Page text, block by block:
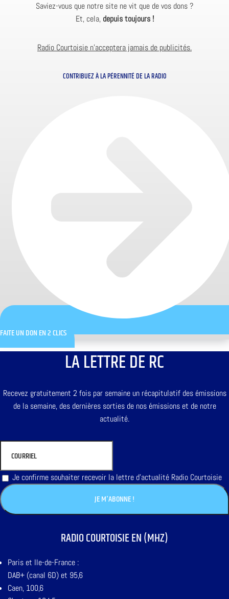
Saviez-vous que notre site ne vit que de vos dons ?
Et, cela, depuis toujours !
Radio Courtoisie n’acceptera jamais de publicités.
CONTRIBUEZ À LA PÉRENNITÉ DE LA RADIO
FAITE UN DON EN 2 CLICS
LA LETTRE DE RC
Recevez gratuitement 2 fois par semaine un récapitulatif des émissions
de la semaine, des dernières sorties de nos émissions et de notre
actualité.
Je confirme souhaiter recevoir la lettre d'actualité Radio Courtoisie
RADIO COURTOISIE EN (MHZ)
Paris et Ile-de-France :
DAB+ (canal 6D) et 95,6
Caen, 100,6